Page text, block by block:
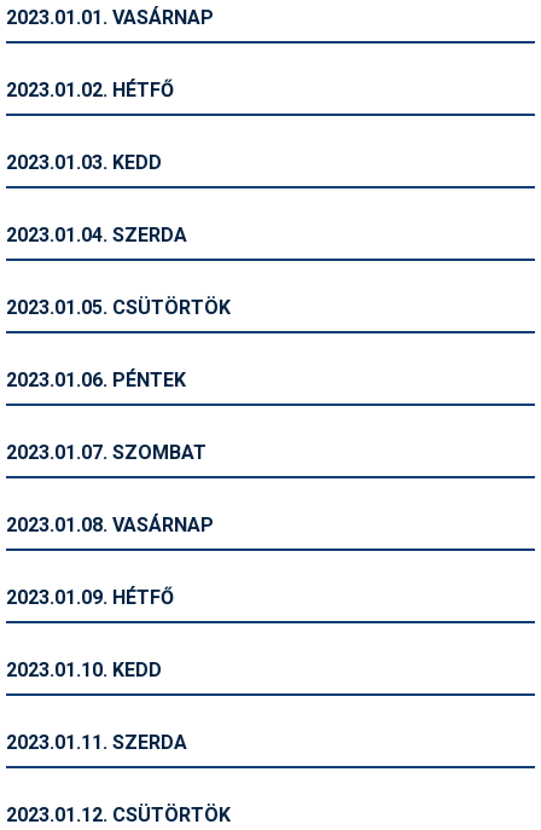
Humor
Ingatlan
Interjúk
Kerékpár
Korcsolya
Magazinok
Munkavállalás
Pályázatok
Portálinfo
Síbérletárak
Síbörze
2023.01.01. VASÁRNAP
2023.01.02. HÉTFŐ
2023.01.03. KEDD
2023.01.04. SZERDA
2023.01.05. CSÜTÖRTÖK
2023.01.06. PÉNTEK
2023.01.07. SZOMBAT
2023.01.08. VASÁRNAP
2023.01.09. HÉTFŐ
2023.01.10. KEDD
2023.01.11. SZERDA
2023.01.12. CSÜTÖRTÖK